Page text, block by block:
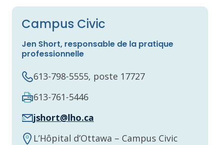
Campus Civic
Jen Short, responsable de la pratique
professionnelle
613-798-5555, poste 17727
613-761-5446
jshort@lho.ca
L’Hôpital d’Ottawa – Campus Civic